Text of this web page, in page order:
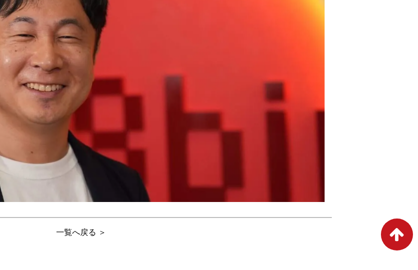
一覧へ戻る ＞